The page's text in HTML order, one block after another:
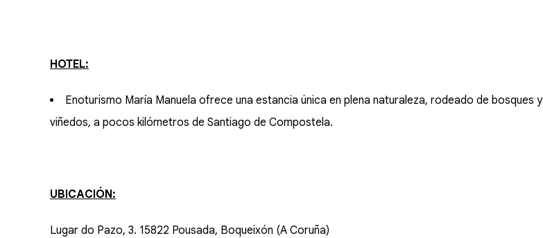
HOTEL:
Enoturismo María Manuela ofrece una estancia única en plena naturaleza, rodeado de bosques y
viñedos, a pocos kilómetros de Santiago de Compostela.
UBICACIÓN:
Lugar do Pazo, 3. 15822 Pousada, Boqueixón (A Coruña)